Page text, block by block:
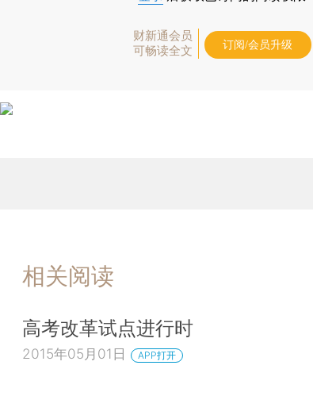
财新通会员
可畅读全文
订阅/会员升级
相关阅读
高考改革试点进行时
2015年05月01日 APP打开